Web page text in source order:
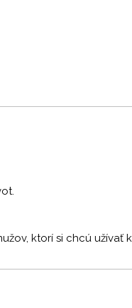
ktorí si chcú užívať